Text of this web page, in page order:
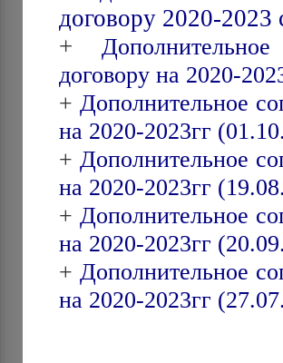
договору 2020-2023
+
договору на 2020-
+ Дополнительное
на 2020-2023гг
+ Дополнительное
на 2020-2023гг
+ Дополнительное
на 2020-2023гг
+ Дополнительное
на 2020-2023гг